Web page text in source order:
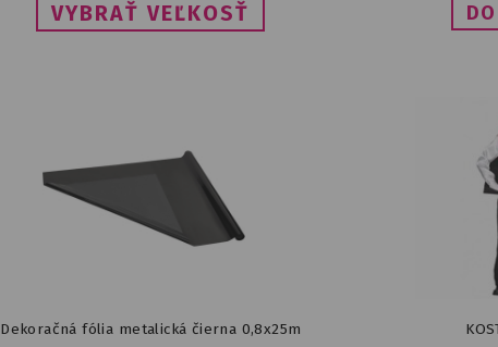
VYBRAŤ VEĽKOSŤ
Dekoračná fólia metalická čierna 0,8x25m